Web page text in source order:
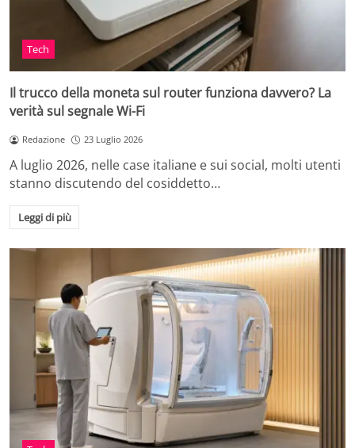
Tech
Il trucco della moneta sul router funziona davvero? La
verità sul segnale Wi-Fi
Redazione 23 Luglio 2026
A luglio 2026, nelle case italiane e sui social, molti utenti
stanno discutendo del cosiddetto…
Leggi di più